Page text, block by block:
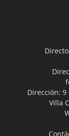
Dirección: 9
Villa